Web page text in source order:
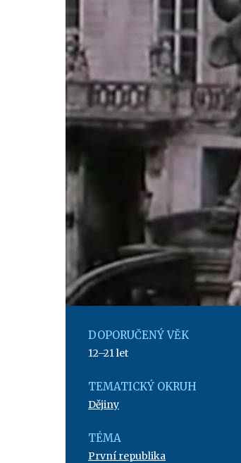
DOPORUČENÝ VĚK
12–21 let
TEMATICKÝ OKRUH
Dějiny
TÉMA
První republika